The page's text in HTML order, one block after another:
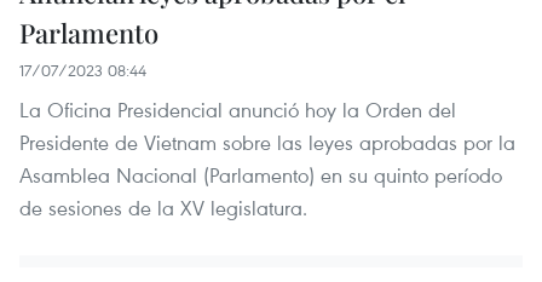
Parlamento
17/07/2023 08:44
La Oficina Presidencial anunció hoy la Orden del
Presidente de Vietnam sobre las leyes aprobadas por la
Asamblea Nacional (Parlamento) en su quinto período
de sesiones de la XV legislatura.